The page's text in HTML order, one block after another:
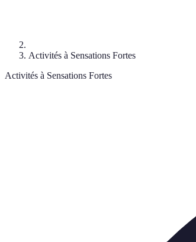
Activités à Sensations Fortes
Activités à Sensations Fortes